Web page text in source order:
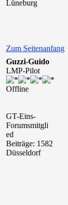
Lüneburg
Zum Seitenanfang
Guzzi-Guido
LMP-Pilot
Offline
GT-Eins-
Forumsmitgli
ed
Beiträge: 1582
Düsseldorf